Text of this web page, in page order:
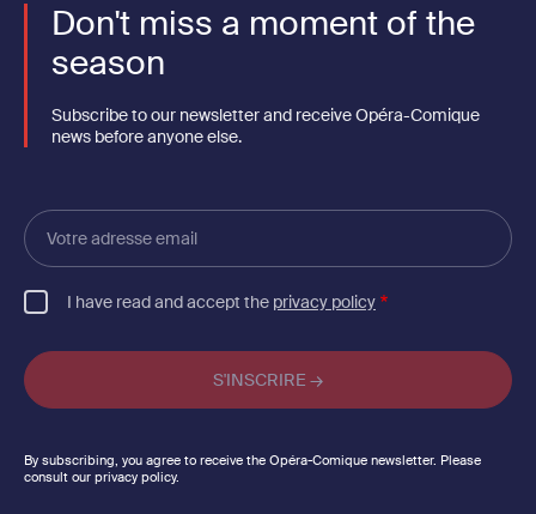
Don't miss a moment of the
season
Subscribe to our newsletter and receive Opéra-Comique
news before anyone else.
Votre
adresse
email
I have read and accept the privacy policy
By subscribing, you agree to receive the Opéra-Comique newsletter. Please
consult our privacy policy.